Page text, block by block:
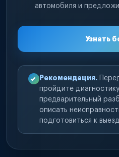
автомобиля и
Узнать
Рекомендация.
пройдите
предварительный
описать
подготовиться к